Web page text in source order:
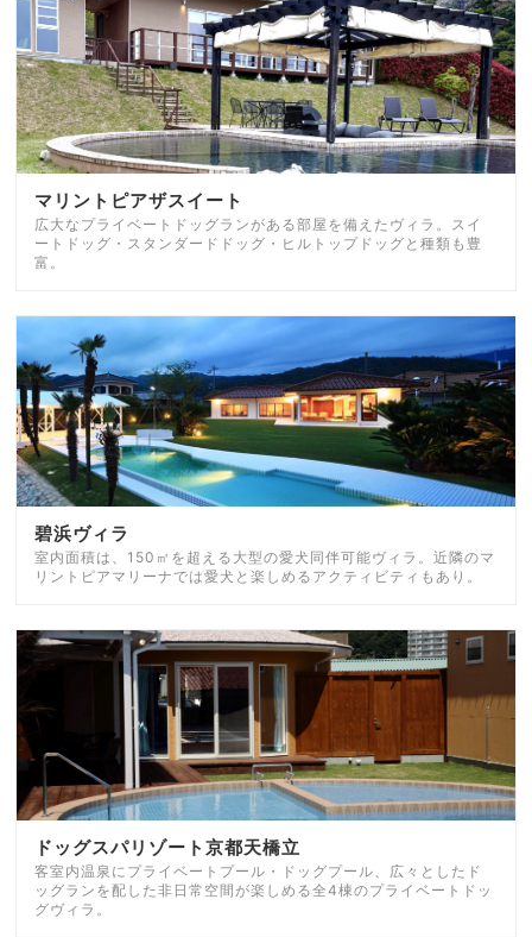
マリントピアザスイート
広大なプライベートドッグランがある部屋を備えたヴィラ。スイ
ートドッグ・スタンダードドッグ・ヒルトップドッグと種類も豊
富。
碧浜ヴィラ
室内面積は、150㎡を超える大型の愛犬同伴可能ヴィラ。近隣のマ
リントピアマリーナでは愛犬と楽しめるアクティビティもあり。
ドッグスパリゾート京都天橋立
客室内温泉にプライベートプール・ドッグプール、広々としたド
ッグランを配した非日常空間が楽しめる全4棟のプライベートドッ
グヴィラ。